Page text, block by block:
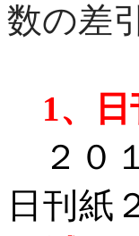
数の差
1、
２０
日刊紙